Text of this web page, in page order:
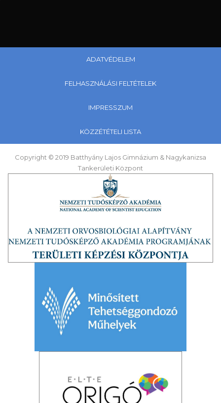
ADATVÉDELEM
FELHASZNÁLÁSI FELTÉTELEK
IMPRESSZUM
KÖZZÉTÉTELI LISTA
Copyright © 2019 Batthyány Lajos Gimnázium & Nagykanizsa
Tankerületi Központ